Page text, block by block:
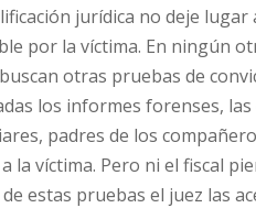
jurídica no deje
por la víctima. En ningún
otras pruebas de
los informes forenses,
padres de los
la víctima. Pero ni el fiscal
estas pruebas el juez las